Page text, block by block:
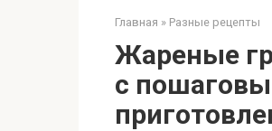
Главная » Разные рецепты
Жареные
с